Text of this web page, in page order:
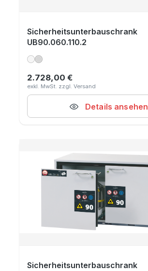
Sicherheitsunterbauschrank
UB90.060.110.2
Regulärer Preis:
2.728,00 €
Details ansehen
Sicherheitsunterbauschrank